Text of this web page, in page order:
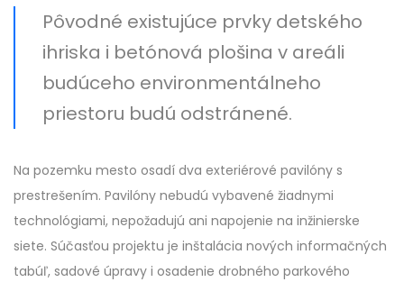
Pôvodné existujúce prvky detského
ihriska i betónová plošina v areáli
budúceho environmentálneho
priestoru budú odstránené.
Na pozemku mesto osadí dva exteriérové pavilóny s
prestrešením. Pavilóny nebudú vybavené žiadnymi
technológiami, nepožadujú ani napojenie na inžinierske
siete. Súčasťou projektu je inštalácia nových informačných
tabúľ, sadové úpravy i osadenie drobného parkového